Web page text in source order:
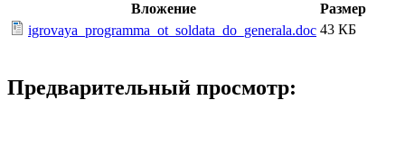
Вложение
Размер
igrovaya_programma_ot_soldata_do_generala.doc 43 КБ
Предварительный просмотр: